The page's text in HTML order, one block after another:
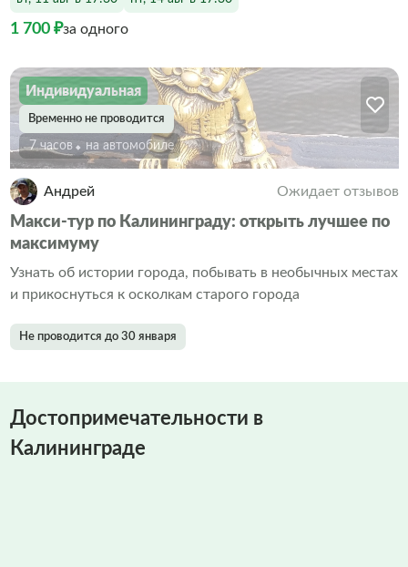
1 700 ₽за одного
Индивидуальная
Временно не проводится
7 часов На автомобиле
Андрей Ожидает отзывов
Макси-тур по Калининграду: открыть лучшее по
максимуму
Узнать об истории города, побывать в необычных местах
и прикоснуться к осколкам старого города
Не проводится до 30 января
Достопримечательности в
Калининграде